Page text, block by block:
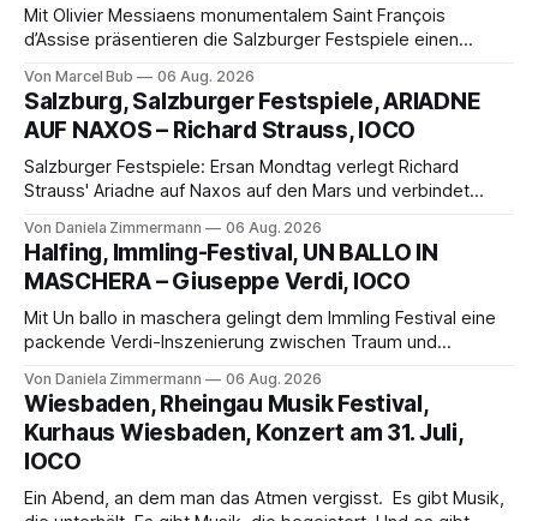
Mit Olivier Messiaens monumentalem Saint François
d’Assise präsentieren die Salzburger Festspiele einen
eine bildgewaltige Inszenierung, Maxime Pascal entfaltet
die komplexe Partitur eindrucksvoll, Philippe Sly berührt als
Franziskus.
Von Marcel Bub 06 Aug. 2026
Salzburg, Salzburger Festspiele, ARIADNE
AUF NAXOS – Richard Strauss, IOCO
Salzburger Festspiele: Ersan Mondtag verlegt Richard
Strauss' Ariadne auf Naxos auf den Mars und verbindet
Aufführung mit starken Solisten und den Wiener
Philharmonikern, szenisch bleibt der zweite Akt jedoch
hinter den Erwartungen zurück.
Von Daniela Zimmermann 06 Aug. 2026
Halfing, Immling-Festival, UN BALLO IN
MASCHERA – Giuseppe Verdi, IOCO
Mit Un ballo in maschera gelingt dem Immling Festival eine
packende Verdi-Inszenierung zwischen Traum und
psychologische Tiefe mit starken Bildern, getragen von
einem spielfreudigen Ensemble und einer musikalisch
überzeugenden Gesamtleistung.
Von Daniela Zimmermann 06 Aug. 2026
Wiesbaden, Rheingau Musik Festival,
Kurhaus Wiesbaden, Konzert am 31. Juli,
IOCO
Ein Abend, an dem man das Atmen vergisst. Es gibt Musik,